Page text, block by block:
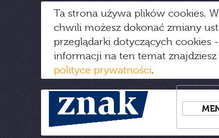
Ta strona używa plików cookies.
chwili możesz dokonać zmiany
przeglądarki dotyczących cookies
informacji na ten temat
polityce prywatności.